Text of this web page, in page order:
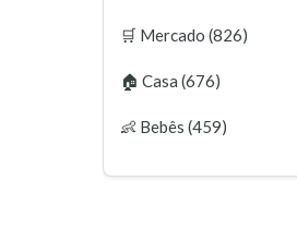
🛒 Mercado (826)
🏠 Casa (676)
👶 Bebês (459)